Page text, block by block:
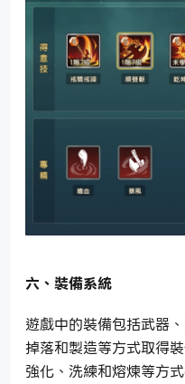
六、裝備系統
遊戲中的裝備包括武器
掉落和製造等方式取得
強化、洗練和熔煉等方